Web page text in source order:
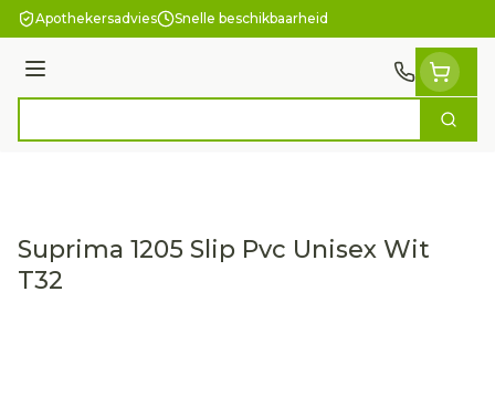
Ga naar de inhoud
Apothekersadvies Snelle beschikbaarheid
Menu
Zoek
Suprima 1205 Slip Pvc Unisex Wit
T32